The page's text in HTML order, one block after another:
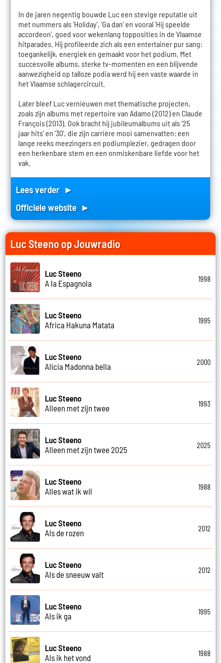
In de jaren negentig bouwde Luc een stevige reputatie uit
met nummers als 'Holiday', 'Ga dan' en vooral 'Hij speelde
accordeon', goed voor wekenlang topposities in de Vlaamse
hitparades. Hij profileerde zich als een entertainer pur sang:
toegankelijk, energiek en gemaakt voor het podium. Met
succesvolle albums, sterke tv-momenten en een blijvende
aanwezigheid op talloze podia werd hij een vaste waarde in
het Vlaamse schlagercircuit.
Later bleef Luc vernieuwen met thematische projecten,
zoals zijn albums met repertoire van Adamo (2012) en Claude
François (2013). Ook bracht hij jubileumalbums uit als '25
jaar hits' en '30', die zijn carrière mooi samenvatten: een
lange reeks meezingers en podiumplezier, gedragen door
een herkenbare stem en een onmiskenbare liefde voor het
vak.
Lees verder ►
Officiele website ►
Luc Steeno op Jouwradio
Luc Steeno
A la Espagnola
1998
Luc Steeno
Africa Hakuna Matata
1995
Luc Steeno
Alicia Madonna bella
2000
Luc Steeno
Alleen met zijn twee
1993
Luc Steeno
Alleen met zijn twee 2025
2025
Luc Steeno
Alles wat ik wil
1988
Luc Steeno
Als de rozen
2012
Luc Steeno
Als de sneeuw valt
2012
Luc Steeno
Als ik ga
1995
Luc Steeno
Als ik het vond
1988